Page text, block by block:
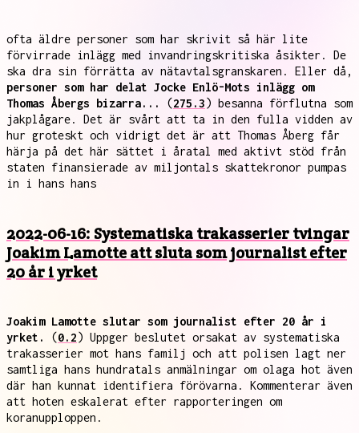
ofta äldre personer som har skrivit så här lite
förvirrade inlägg med invandringskritiska åsikter. De
ska dra sin förrätta av nätavtalsgranskaren. Eller då,
personer som har delat Jocke Enlö-Mots inlägg om
Thomas Åbergs bizarra...
(275.3) besanna förflutna som
jakplågare. Det är svårt att ta in den fulla vidden av
hur groteskt och vidrigt det är att Thomas Åberg får
härja på det här sättet i åratal med aktivt stöd från
staten finansierade av miljontals skattekronor pumpas
in i hans hans
2022-06-16: Systematiska trakasserier tvingar
Joakim Lamotte att sluta som journalist efter
20 år i yrket
Joakim Lamotte slutar som journalist efter 20 år i
yrket.
(0.2) Uppger beslutet orsakat av systematiska
trakasserier mot hans familj och att polisen lagt ner
samtliga hans hundratals anmälningar om olaga hot även
där han kunnat identifiera förövarna. Kommenterar även
att hoten eskalerat efter rapporteringen om
koranupploppen.